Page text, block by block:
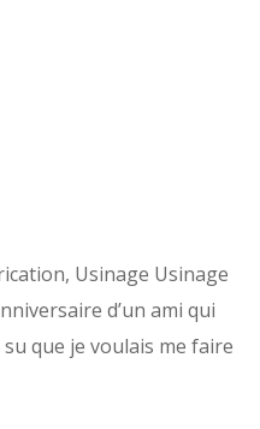
Usinage Usinage
d’un ami qui
que je voulais me faire